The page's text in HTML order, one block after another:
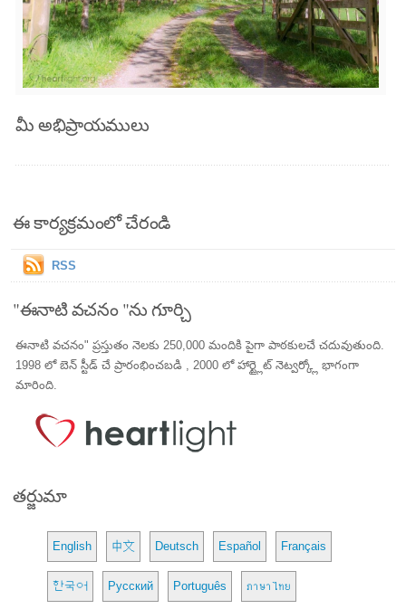
మీ అభిప్రాయములు
ఈ కార్యక్రమంలో చేరండి
RSS
"ఈనాటి వచనం "ను గూర్చి
ఈనాటి వచనం" ప్రస్తుతం నెలకు 250,000 మందికి పైగా పాఠకులచే చదువుతుంది.
1998 లో బెన్ స్టీడ్ చే ప్రారంభించబడి , 2000 లో హార్ట్లైట్ నెట్వర్క్లో భాగంగా
మారింది.
తర్జుమా
English 中文 Deutsch Español Français
한국어 Русский Português ภาษาไทย